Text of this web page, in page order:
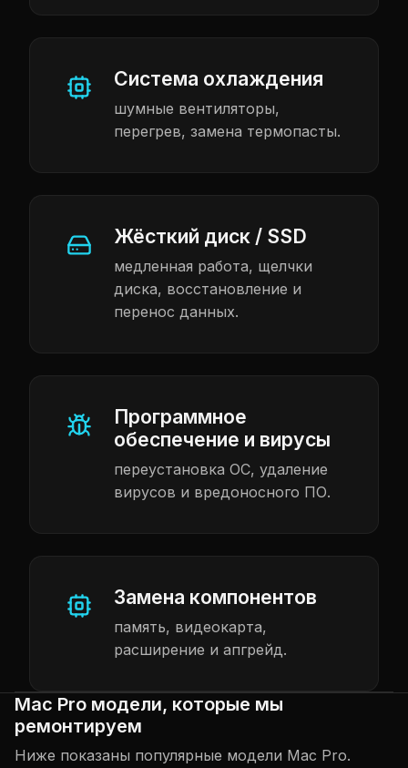
Система охлаждения
шумные вентиляторы,
перегрев, замена термопасты.
Жёсткий диск / SSD
медленная работа, щелчки
диска, восстановление и
перенос данных.
Программное
обеспечение и вирусы
переустановка ОС, удаление
вирусов и вредоносного ПО.
Замена компонентов
память, видеокарта,
расширение и апгрейд.
Mac Pro модели, которые мы
ремонтируем
Ниже показаны популярные модели Mac Pro.